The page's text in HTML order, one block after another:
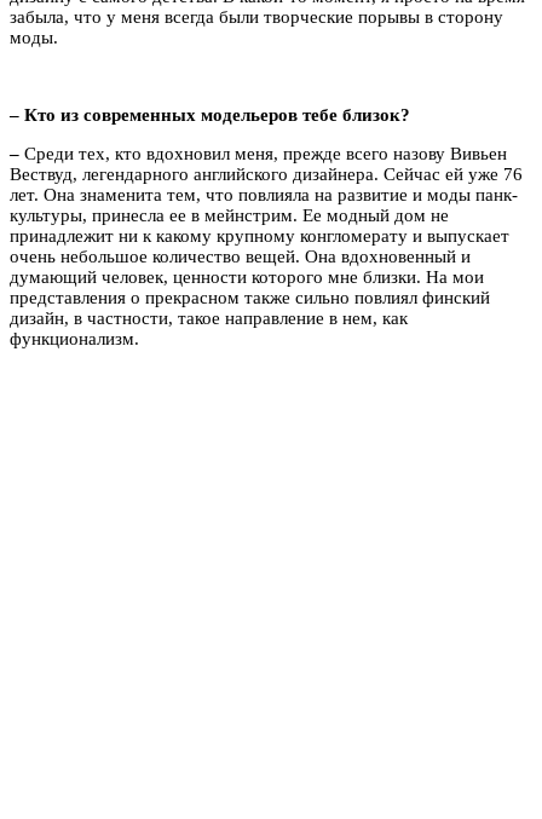
забыла, что у меня всегда были творческие порывы в сторону
моды.
– Кто из современных модельеров тебе близок?
– Среди тех, кто вдохновил меня, прежде всего назову Вивьен
Вествуд, легендарного английского дизайнера. Сейчас ей уже 76
лет. Она знаменита тем, что повлияла на развитие и моды панк-
культуры, принесла ее в мейнстрим. Ее модный дом не
принадлежит ни к какому крупному конгломерату и выпускает
очень небольшое количество вещей. Она вдохновенный и
думающий человек, ценности которого мне близки. На мои
представления о прекрасном также сильно повлиял финский
дизайн, в частности, такое направление в нем, как
функционализм.